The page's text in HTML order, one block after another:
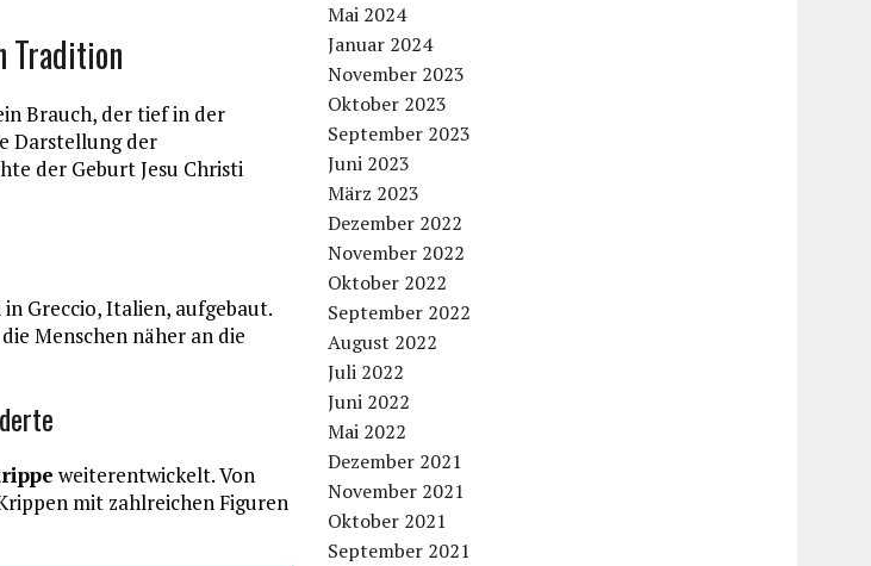
Tradition
Brauch, der tief in der
Darstellung der
der Geburt Jesu Christi
Greccio, Italien, aufgebaut.
Menschen näher an die
weiterentwickelt. Von
mit zahlreichen Figuren
Mai 2024
Januar 2024
November 2023
Oktober 2023
September 2023
Juni 2023
März 2023
Dezember 2022
November 2022
Oktober 2022
September 2022
August 2022
Juli 2022
Juni 2022
Mai 2022
Dezember 2021
November 2021
Oktober 2021
September 2021